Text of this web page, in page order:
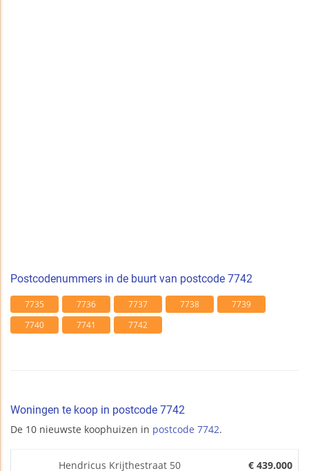
Postcodenummers in de buurt van postcode 7742
7735 7736 7737 7738
7739
7740
7741 7742
Woningen te koop in postcode 7742
De 10 nieuwste koophuizen in postcode 7742.
Hendricus Krijthestraat 50
€ 439.000